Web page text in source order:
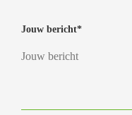
Jouw bericht*